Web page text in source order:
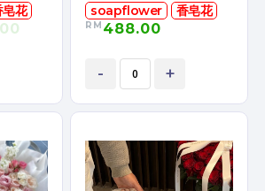
皂花
soapflower
香皂花
RM 488.00
- +